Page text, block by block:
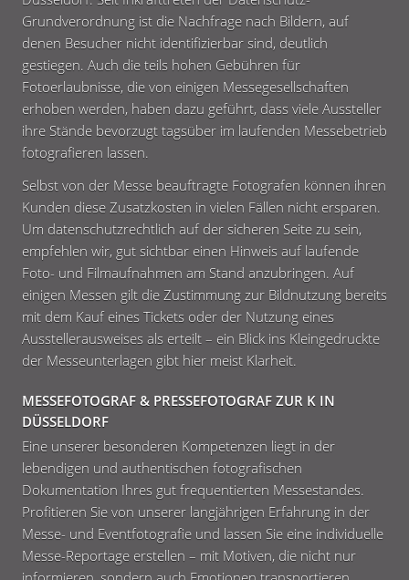
Grundverordnung ist die Nachfrage nach Bildern, auf
denen Besucher nicht identifizierbar sind, deutlich
gestiegen. Auch die teils hohen Gebühren für
Fotoerlaubnisse, die von einigen Messegesellschaften
erhoben werden, haben dazu geführt, dass viele Aussteller
ihre Stände bevorzugt tagsüber im laufenden Messebetrieb
fotografieren lassen.
Selbst von der Messe beauftragte Fotografen können ihren
Kunden diese Zusatzkosten in vielen Fällen nicht ersparen.
Um datenschutzrechtlich auf der sicheren Seite zu sein,
empfehlen wir, gut sichtbar einen Hinweis auf laufende
Foto- und Filmaufnahmen am Stand anzubringen. Auf
einigen Messen gilt die Zustimmung zur Bildnutzung bereits
mit dem Kauf eines Tickets oder der Nutzung eines
Ausstellerausweises als erteilt – ein Blick ins Kleingedruckte
der Messeunterlagen gibt hier meist Klarheit.
MESSEFOTOGRAF & PRESSEFOTOGRAF ZUR K IN
DÜSSELDORF
Eine unserer besonderen Kompetenzen liegt in der
lebendigen und authentischen fotografischen
Dokumentation Ihres gut frequentierten Messestandes.
Profitieren Sie von unserer langjährigen Erfahrung in der
Messe- und Eventfotografie und lassen Sie eine individuelle
Messe-Reportage erstellen – mit Motiven, die nicht nur